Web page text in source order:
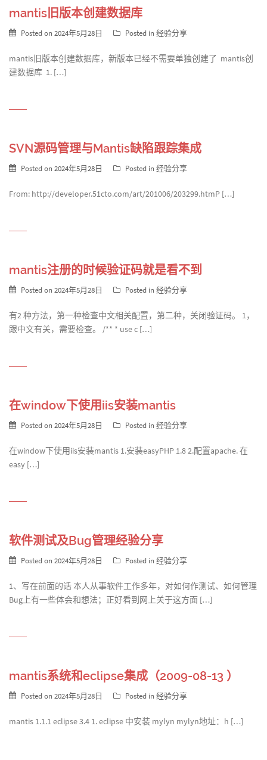
mantis旧版本创建数据库
Posted on 2024年5月28日 Posted in 经验分享
mantis旧版本创建数据库，新版本已经不需要单独创建了 mantis创
建数据库 1. […]
SVN源码管理与Mantis缺陷跟踪集成
Posted on 2024年5月28日 Posted in 经验分享
From: http://developer.51cto.com/art/201006/203299.htmP […]
mantis注册的时候验证码就是看不到
Posted on 2024年5月28日 Posted in 经验分享
有2 种方法，第一种检查中文相关配置，第二种，关闭验证码。 1，
跟中文有关，需要检查。 /** * use c […]
在window下使用iis安装mantis
Posted on 2024年5月28日 Posted in 经验分享
在window下使用iis安装mantis 1.安装easyPHP 1.8 2.配置apache. 在
easy […]
软件测试及Bug管理经验分享
Posted on 2024年5月28日 Posted in 经验分享
1、写在前面的话 本人从事软件工作多年，对如何作测试、如何管理
Bug上有一些体会和想法；正好看到网上关于这方面 […]
mantis系统和eclipse集成（2009-08-13 ）
Posted on 2024年5月28日 Posted in 经验分享
mantis 1.1.1 eclipse 3.4 1. eclipse 中安装 mylyn mylyn地址：h […]